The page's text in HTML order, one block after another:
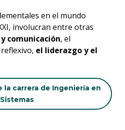
en el mundo
involucran entre otras
comunicación, el
el liderazgo y el
la carrera de Ingeniería en
Sistemas